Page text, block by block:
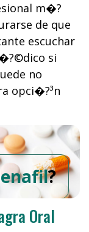
m�?
de que
escuchar
si
no
opci�?³n
?
Oral